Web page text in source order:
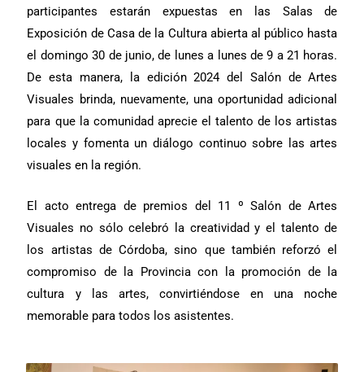
participantes estarán expuestas en las Salas de
Exposición de Casa de la Cultura abierta al público hasta
el domingo 30 de junio, de lunes a lunes de 9 a 21 horas.
De esta manera, la edición 2024 del Salón de Artes
Visuales brinda, nuevamente, una oportunidad adicional
para que la comunidad aprecie el talento de los artistas
locales y fomenta un diálogo continuo sobre las artes
visuales en la región.
El acto entrega de premios del 11 º Salón de Artes
Visuales no sólo celebró la creatividad y el talento de
los artistas de Córdoba, sino que también reforzó el
compromiso de la Provincia con la promoción de la
cultura y las artes, convirtiéndose en una noche
memorable para todos los asistentes.